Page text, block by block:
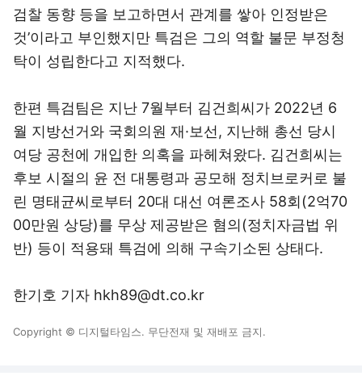
검찰 동향 등을 보고하면서 관계를 쌓아 인정받은
것’이라고 부인했지만 특검은 그의 역할 불문 부정청
탁이 성립한다고 지적했다.
한편 특검팀은 지난 7월부터 김건희씨가 2022년 6
월 지방선거와 국회의원 재·보선, 지난해 총선 당시
여당 공천에 개입한 의혹을 파헤쳐왔다. 김건희씨는
후보 시절의 윤 전 대통령과 공모해 정치브로커로 불
린 명태균씨로부터 20대 대선 여론조사 58회(2억70
00만원 상당)를 무상 제공받은 혐의(정치자금법 위
반) 등이 적용돼 특검에 의해 구속기소된 상태다.
한기호 기자 hkh89@dt.co.kr
Copyright © 디지털타임스. 무단전재 및 재배포 금지.